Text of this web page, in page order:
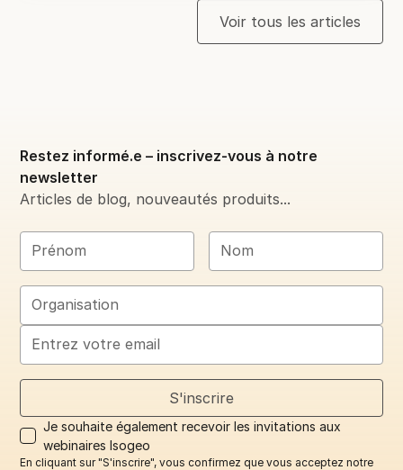
Voir tous les articles
Restez informé.e – inscrivez-vous à notre
newsletter
Articles de blog, nouveautés produits...
Je souhaite également recevoir les invitations aux
webinaires Isogeo
En cliquant sur "S'inscrire", vous confirmez que vous acceptez notre